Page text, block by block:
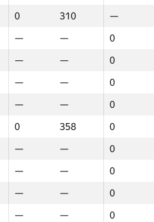
0 310 —
— — 0
— — 0
— — 0
— — 0
0 358 0
— — 0
— — 0
— — 0
— — 0
Раунд 1
GP30